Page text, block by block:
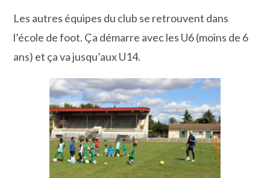
Les autres équipes du club se retrouvent dans
l’école de foot. Ça démarre avec les U6 (moins de 6
ans) et ça va jusqu’aux U14.